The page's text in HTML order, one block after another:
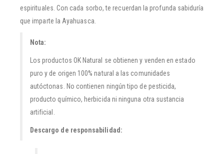
espirituales. Con cada sorbo, te recuerdan la profunda sabiduría
que imparte la Ayahuasca.
Nota:
Los productos OK Natural se obtienen y venden en estado
puro y de origen 100% natural a las comunidades
autóctonas. No contienen ningún tipo de pesticida,
producto químico, herbicida ni ninguna otra sustancia
artificial.
Descargo de responsabilidad: